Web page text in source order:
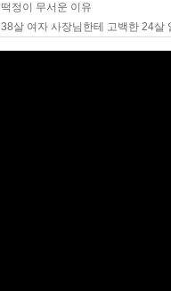
떡정이 무서운 이유
38살 여자 사장님한테 고백한 24살